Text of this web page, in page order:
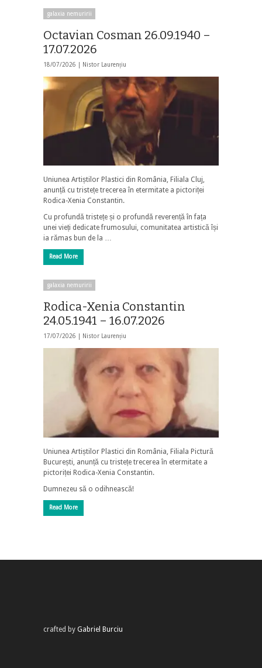
galaxia nemuririi
Octavian Cosman 26.09.1940 –
17.07.2026
18/07/2026 | Nistor Laurențiu
Uniunea Artiștilor Plastici din România, Filiala Cluj,
anunță cu tristețe trecerea în etermitate a pictoriței
Rodica-Xenia Constantin.
Cu profundă tristețe și o profundă reverență în fața
unei vieți dedicate frumosului, comunitatea artistică își
ia rămas bun de la …
Read More
galaxia nemuririi
Rodica-Xenia Constantin
24.05.1941 – 16.07.2026
17/07/2026 | Nistor Laurențiu
Uniunea Artiștilor Plastici din România, Filiala Pictură
București, anunță cu tristețe trecerea în etermitate a
pictoriței Rodica-Xenia Constantin.
Dumnezeu să o odihnească!
Read More
crafted by Gabriel Burciu